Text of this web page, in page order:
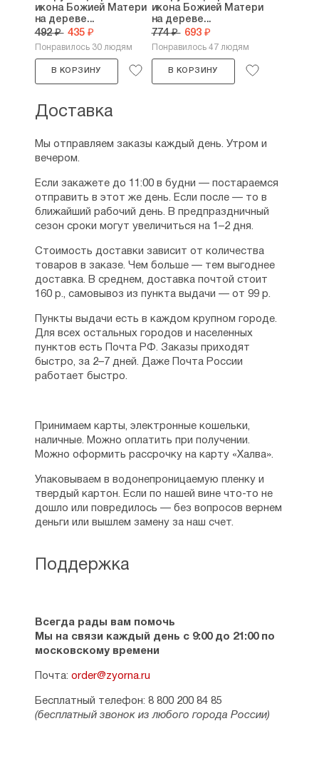
икона Божией Матери
на дереве...
492 ₽ 435 ₽
Понравилось 30 людям
В КОРЗИНУ
икона Божией Матери
на дереве...
774 ₽ 693 ₽
Понравилось 47 людям
В КОРЗИНУ
Поддержка
Всегда рады вам помочь
Мы на связи каждый день с 9:00 до 21:00 по
московскому времени
Почта: order@zyorna.ru
Бесплатный телефон: 8 800 200 84 85
(бесплатный звонок из любого города России)
Доставка
Мы отправляем заказы каждый день. Утром и
вечером.
Если закажете до 11:00 в будни — постараемся
отправить в этот же день. Если после — то в
ближайший рабочий день. В предпраздничный
сезон сроки могут увеличиться на 1–2 дня.
Стоимость доставки зависит от количества
товаров в заказе. Чем больше — тем выгоднее
доставка. В среднем, доставка почтой стоит
160 р., самовывоз из пункта выдачи — от 99 р.
Пункты выдачи есть в каждом крупном городе.
Для всех остальных городов и населенных
пунктов есть Почта РФ. Заказы приходят
быстро, за 2–7 дней. Даже Почта России
работает быстро.
Принимаем карты, электронные кошельки,
наличные. Можно оплатить при получении.
Можно оформить рассрочку на карту «Халва».
Упаковываем в водонепроницаемую пленку и
твердый картон. Если по нашей вине что-то не
дошло или повредилось — без вопросов вернем
деньги или вышлем замену за наш счет.